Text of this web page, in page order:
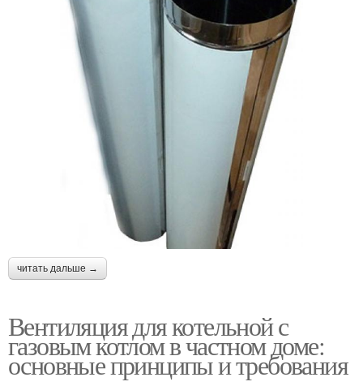
читать дальше →
Вентиляция для котельной с
газовым котлом в частном доме:
основные принципы и требования